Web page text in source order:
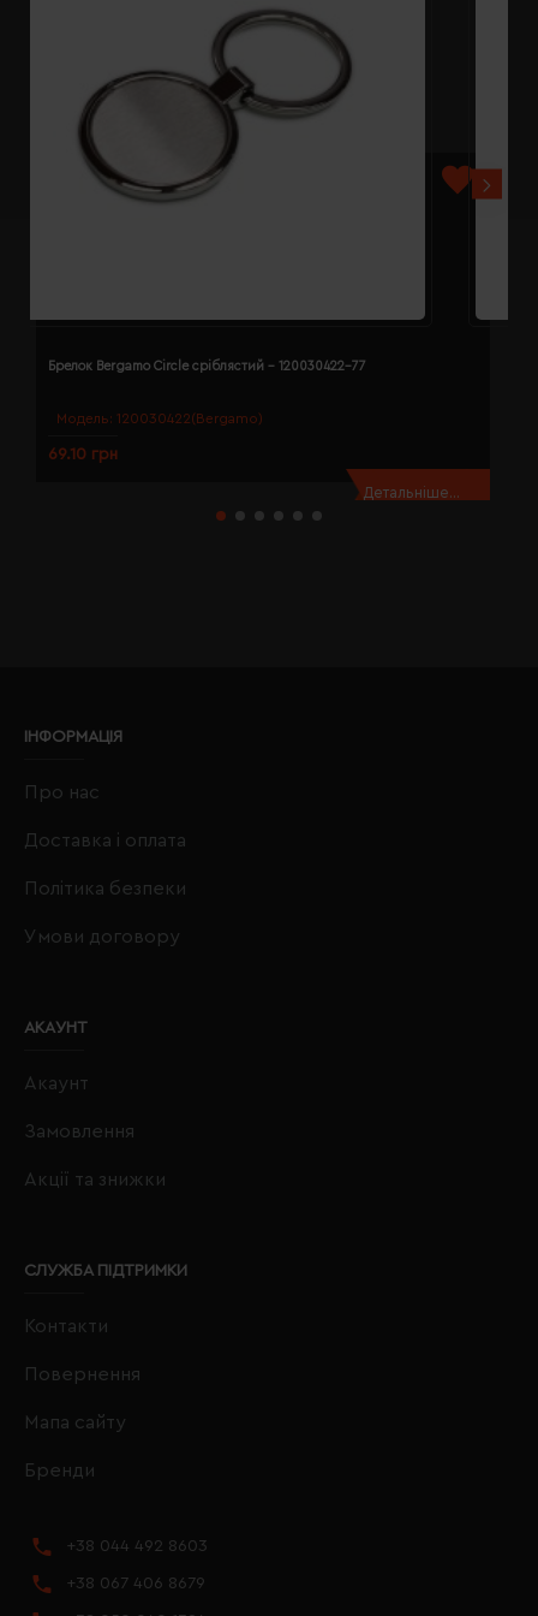
Модель: 120030422(Bergamo)
Брелок Bergamo Circle сріблястий - 120030422-77
69.10 грн
Детальніше...
ІНФОРМАЦІЯ
Про нас
Доставка і оплата
Політика безпеки
Умови договору
АКАУНТ
Акаунт
Замовлення
Акції та знижки
СЛУЖБА ПІДТРИМКИ
Контакти
Повернення
Мапа сайту
Бренди
+38 044 492 8603
+38 067 406 8679